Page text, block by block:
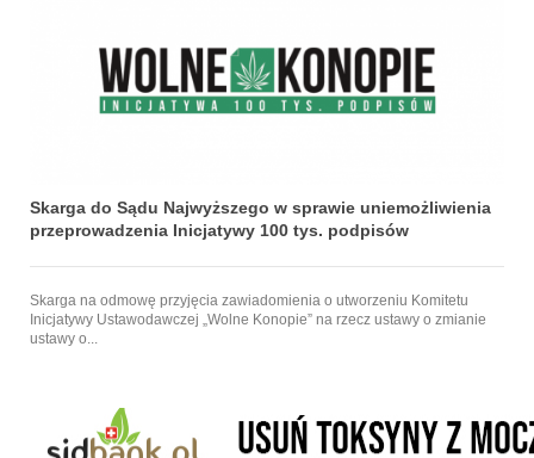
Skarga do Sądu Najwyższego w sprawie uniemożliwienia
przeprowadzenia Inicjatywy 100 tys. podpisów
Skarga na odmowę przyjęcia zawiadomienia o utworzeniu Komitetu
Inicjatywy Ustawodawczej „Wolne Konopie” na rzecz ustawy o zmianie
ustawy o...